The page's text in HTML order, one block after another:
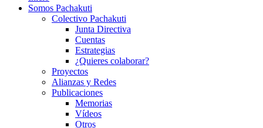
Somos Pachakuti
Colectivo Pachakuti
Junta Directiva
Cuentas
Estrategias
¿Quieres colaborar?
Proyectos
Alianzas y Redes
Publicaciones
Memorias
Vídeos
Otros